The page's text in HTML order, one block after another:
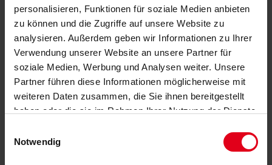
personalisieren, Funktionen für soziale Medien anbieten
zu können und die Zugriffe auf unsere Website zu
analysieren. Außerdem geben wir Informationen zu Ihrer
Verwendung unserer Website an unsere Partner für
soziale Medien, Werbung und Analysen weiter. Unsere
Partner führen diese Informationen möglicherweise mit
weiteren Daten zusammen, die Sie ihnen bereitgestellt
haben oder die sie im Rahmen Ihrer Nutzung der Dienste
Notwendig